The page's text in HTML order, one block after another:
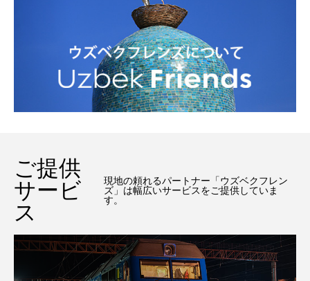
ご提供
サービ
ス
現地の頼れるパートナー「ウズベクフレン
ズ」は幅広いサービスをご提供していま
す。